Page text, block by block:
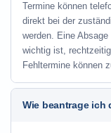
Termine können
direkt bei der
werden. Eine
wichtig ist,
Fehltermine können
Wie beantrage ich